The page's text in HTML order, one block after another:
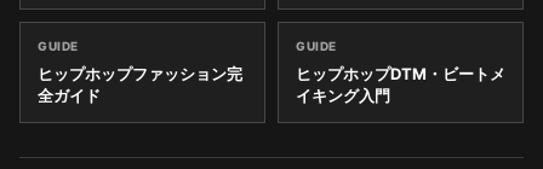
GUIDE
ヒップホップファッション完
全ガイド
GUIDE
ヒップホップDTM・ビートメ
イキング入門